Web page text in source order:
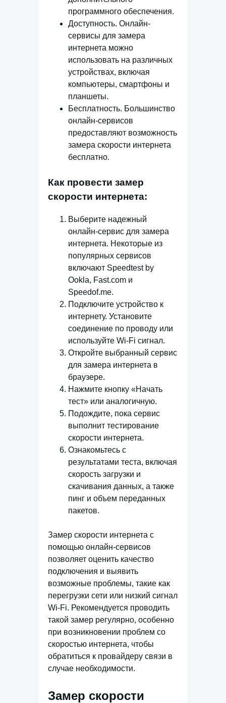
программного обеспечения.
Доступность. Онлайн-
сервисы для замера
интернета можно
использовать на различных
устройствах, включая
компьютеры, смартфоны и
планшеты.
Бесплатность. Большинство
онлайн-сервисов
предоставляют возможность
замера скорости интернета
бесплатно.
Как провести замер
скорости интернета:
Выберите надежный
онлайн-сервис для замера
интернета. Некоторые из
популярных сервисов
включают Speedtest by
Ookla, Fast.com и
Speedof.me.
Подключите устройство к
интернету. Установите
соединение по проводу или
используйте Wi-Fi сигнал.
Откройте выбранный сервис
для замера интернета в
браузере.
Нажмите кнопку «Начать
тест» или аналогичную.
Подождите, пока сервис
выполнит тестирование
скорости интернета.
Ознакомьтесь с
результатами теста, включая
скорость загрузки и
скачивания данных, а также
пинг и объем переданных
пакетов.
Замер скорости интернета с
помощью онлайн-сервисов
позволяет оценить качество
подключения и выявить
возможные проблемы, такие как
перегрузки сети или низкий сигнал
Wi-Fi. Рекомендуется проводить
такой замер регулярно, особенно
при возникновении проблем со
скоростью интернета, чтобы
обратиться к провайдеру связи в
случае необходимости.
Замер скорости